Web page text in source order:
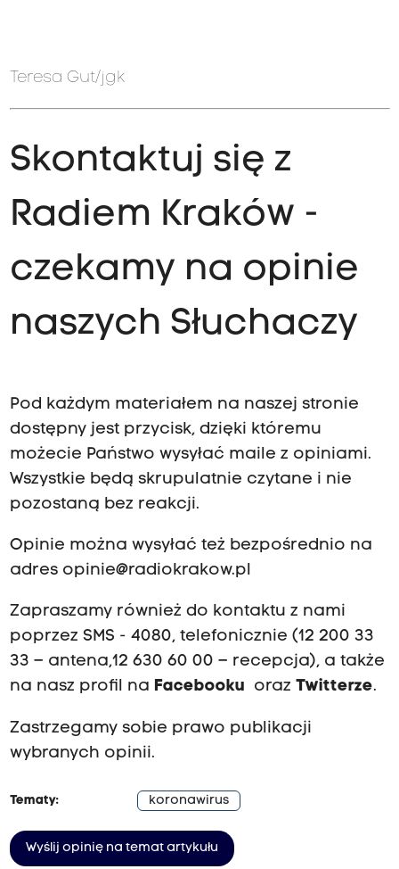
Teresa Gut/jgk
Skontaktuj się z
Radiem Kraków -
czekamy na opinie
naszych Słuchaczy
Pod każdym materiałem na naszej stronie
dostępny jest przycisk, dzięki któremu
możecie Państwo wysyłać maile z opiniami.
Wszystkie będą skrupulatnie czytane i nie
pozostaną bez reakcji.
Opinie można wysyłać też bezpośrednio na
adres opinie@radiokrakow.pl
Zapraszamy również do kontaktu z nami
poprzez SMS - 4080, telefonicznie (12 200 33
33 – antena,12 630 60 00 – recepcja), a także
na nasz profil na Facebooku oraz Twitterze.
Zastrzegamy sobie prawo publikacji
wybranych opinii.
Tematy: koronawirus
Wyślij opinię na temat artykułu